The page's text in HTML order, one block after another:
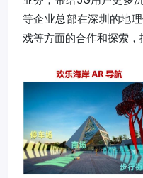
等企业总部在深圳的地
戏等方面的合作和探索，